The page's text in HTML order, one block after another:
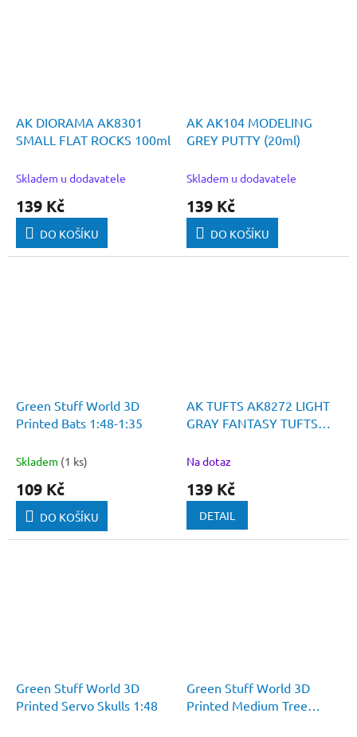
AK DIORAMA AK8301
SMALL FLAT ROCKS 100ml
Skladem u dodavatele
139 Kč
DO KOŠÍKU
AK AK104 MODELING
GREY PUTTY (20ml)
Skladem u dodavatele
139 Kč
DO KOŠÍKU
Green Stuff World 3D
Printed Bats 1:48-1:35
Skladem (1 ks)
109 Kč
DO KOŠÍKU
AK TUFTS AK8272 LIGHT
GRAY FANTASY TUFTS
Na dotaz
139 Kč
DETAIL
Green Stuff World 3D
Printed Servo Skulls 1:48
Green Stuff World 3D
Printed Medium Tree